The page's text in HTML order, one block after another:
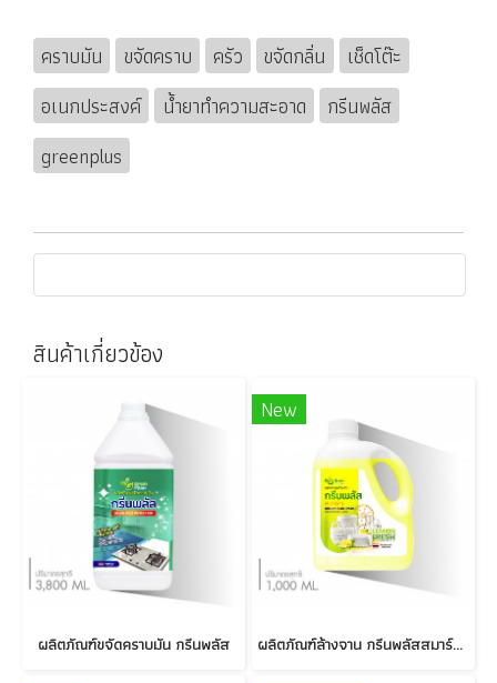
คราบมัน ขจัดคราบ ครัว ขจัดกลิ่น
เช็ดโต๊ะ
อเนกประสงค์
น้ำยาทำความสะอาด
กรีนพลัส
greenplus
สินค้าเกี่ยวข้อง
ผลิตภัณฑ์ขจัดคราบมัน กรีนพลัส
New
ผลิตภัณฑ์ล้างจาน กรีนพลัสสมาร์ท เลม่อนเฟรช